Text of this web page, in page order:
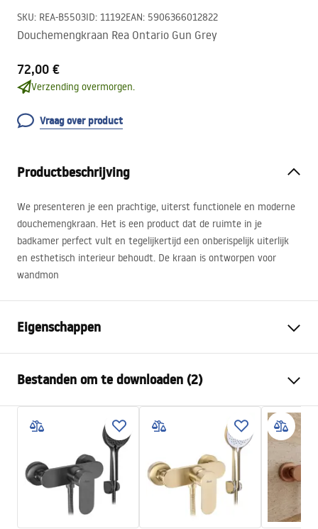
SKU: REA-B5503ID: 11192EAN: 5906366012822
Douchemengkraan Rea Ontario Gun Grey
72,00 €
Verzending overmorgen.
Vraag over product
Productbeschrijving
We presenteren je een prachtige, uiterst functionele en moderne
douchemengkraan. Het is een product dat de ruimte in je
badkamer perfect vult en tegelijkertijd een onberispelijk uiterlijk
en esthetisch interieur behoudt. De kraan is ontworpen voor
wandmon
Eigenschappen
Montagewijze
Wandmontage
Kleur
Titaniumkleur
Materiaal
Messing, ABS
Coatingtechnologie
PVD
Aansluitdiameter:
1/2 inch
Bestanden om te downloaden (2)
Montagehandleiding
Garantievoorwaarden
Warranty_Terms_and_Conditions_Faucets_-_5.pdf